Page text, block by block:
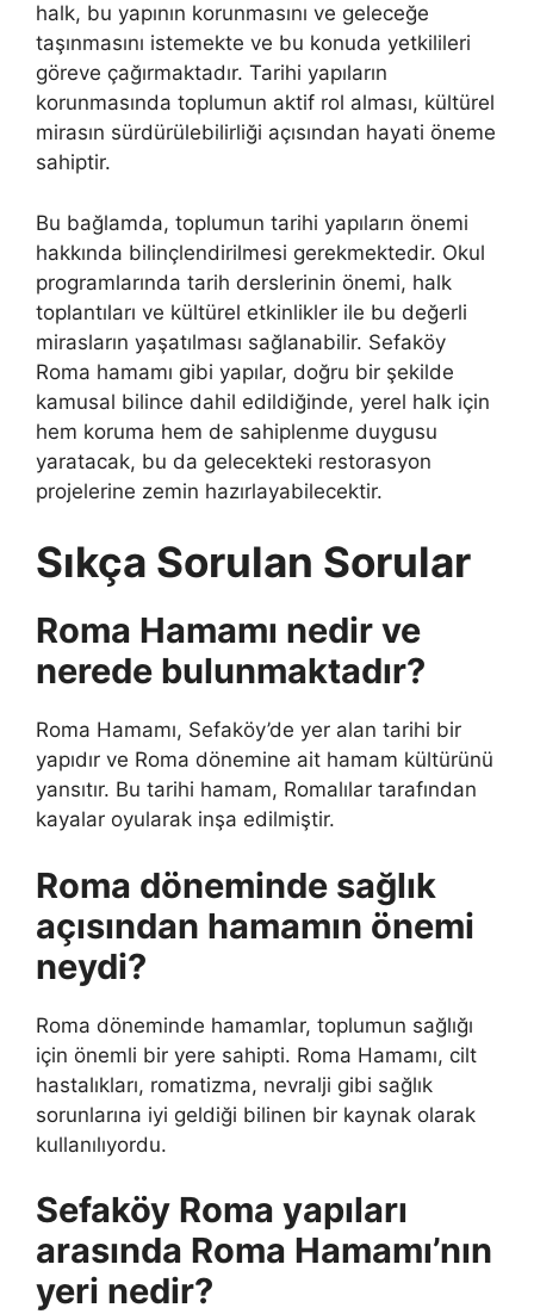
halk, bu yapının korunmasını ve geleceğe
taşınmasını istemekte ve bu konuda yetkilileri
göreve çağırmaktadır. Tarihi yapıların
korunmasında toplumun aktif rol alması, kültürel
mirasın sürdürülebilirliği açısından hayati öneme
sahiptir.
Bu bağlamda, toplumun tarihi yapıların önemi
hakkında bilinçlendirilmesi gerekmektedir. Okul
programlarında tarih derslerinin önemi, halk
toplantıları ve kültürel etkinlikler ile bu değerli
mirasların yaşatılması sağlanabilir. Sefaköy
Roma hamamı gibi yapılar, doğru bir şekilde
kamusal bilince dahil edildiğinde, yerel halk için
hem koruma hem de sahiplenme duygusu
yaratacak, bu da gelecekteki restorasyon
projelerine zemin hazırlayabilecektir.
Sıkça Sorulan Sorular
Roma Hamamı nedir ve
nerede bulunmaktadır?
Roma Hamamı, Sefaköy’de yer alan tarihi bir
yapıdır ve Roma dönemine ait hamam kültürünü
yansıtır. Bu tarihi hamam, Romalılar tarafından
kayalar oyularak inşa edilmiştir.
Roma döneminde sağlık
açısından hamamın önemi
neydi?
Roma döneminde hamamlar, toplumun sağlığı
için önemli bir yere sahipti. Roma Hamamı, cilt
hastalıkları, romatizma, nevralji gibi sağlık
sorunlarına iyi geldiği bilinen bir kaynak olarak
kullanılıyordu.
Sefaköy Roma yapıları
arasında Roma Hamamı’nın
yeri nedir?